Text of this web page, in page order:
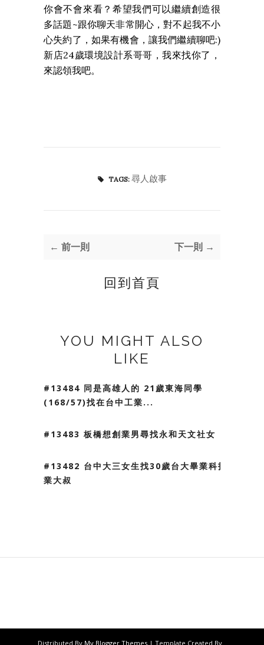
你會不會來看？希望我們可以繼續創造很
多話題~跟你聊天非常開心，對不起我不小
心失約了，如果有機會，讓我們繼續聊吧:)
新店24歲環境設計系哥哥，我來找你了，
來認領我吧。
TAGS: 尋人啟事
← 前一則 下一則 →
回到首頁
YOU MIGHT ALSO
LIKE
#13484 同是高雄人的 21歲東海同學
(168/57)找在台中工業...
#13483 板橋想創業男尋找永和天文社女
#13482 台中大三女生找30歲台大畢業科技
業大叔
Distributed By My Blogger Themes | Template Created By